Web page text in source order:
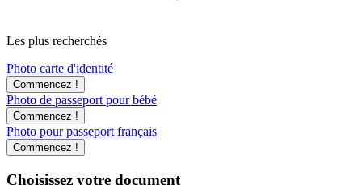
Les plus recherchés
Photo carte d'identité
Commencez !
Photo de passeport pour bébé
Commencez !
Photo pour passeport français
Commencez !
Choisissez votre document